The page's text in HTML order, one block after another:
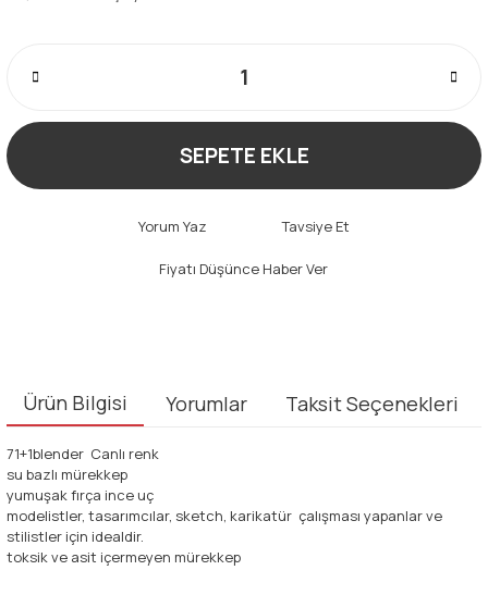
SEPETE EKLE
Yorum Yaz Tavsiye Et
Fiyatı Düşünce Haber Ver
Ürün Bilgisi Yorumlar Taksit Seçenekleri
71+1blender Canlı renk
su bazlı mürekkep
yumuşak fırça ince uç
modelistler, tasarımcılar, sketch, karikatür çalışması yapanlar ve
stilistler için idealdir.
toksik ve asit içermeyen mürekkep